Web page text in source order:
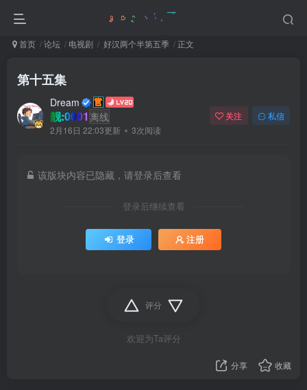
首页 论坛 电视剧 好汉两个半第五季 正文
第十五集
Dream
靓:0001 离线
2月16日 22:03更新 3次阅读
关注 私信
该版块内容已隐藏，请登录后查看
登录后继续查看
登录 注册
评分
欢迎为Ta评分
分享 收藏